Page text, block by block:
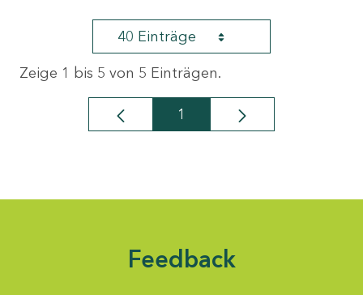
40 Einträge
Zeige 1 bis 5 von 5 Einträgen.
Seite
1
Feedback